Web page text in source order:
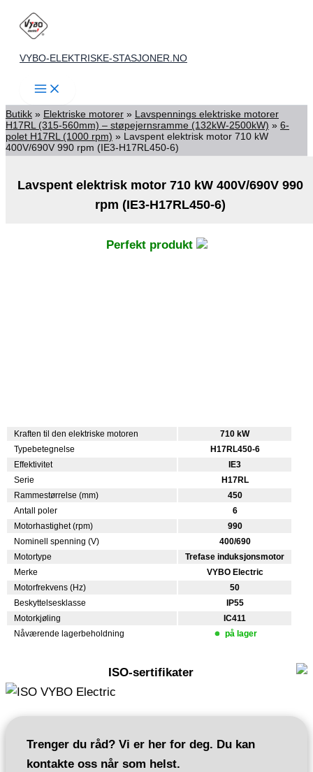
Skip
content
VYBO-ELEKTRISKE-STASJONER.NO
Butikk » Elektriske motorer » Lavspennings elektriske motorer
H17RL (315-560mm) – støpejernsramme (132kW-2500kW) » 6-
polet H17RL (1000 rpm) » Lavspent elektrisk motor 710 kW
400V/690V 990 rpm (IE3-H17RL450-6)
Lavspent elektrisk motor 710 kW 400V/690V 990
rpm (IE3-H17RL450-6)
Perfekt produkt
Kraften til den elektriske motoren
710 kW
Typebetegnelse
H17RL450-6
Effektivitet
IE3
Serie
H17RL
Rammestørrelse (mm)
450
Antall poler
6
Motorhastighet (rpm)
990
Nominell spenning (V)
400/690
Motortype
Trefase induksjonsmotor
Merke
VYBO Electric
Motorfrekvens (Hz)
50
Beskyttelsesklasse
IP55
Motorkjøling
IC411
Nåværende lagerbeholdning
på lager
ISO-sertifikater
Trenger du råd? Vi er her for deg. Du kan
kontakte oss når som helst.